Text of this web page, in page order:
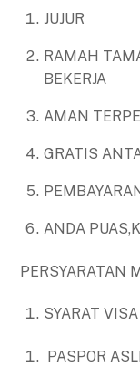
JUJUR
RAMAH
BEKERJA
AMAN
GRATIS
ANDA
PERSYARATAN
SYARAT
PASPOR ASLI